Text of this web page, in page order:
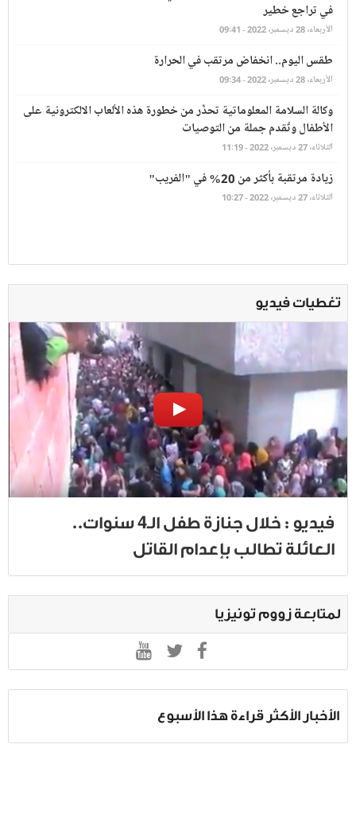
في تراجع خطير
الأربعاء، 28 ديسمبر، 2022 - 09:41
طقس اليوم.. انخفاض مرتقب في الحرارة
الأربعاء، 28 ديسمبر، 2022 - 09:34
وكالة السلامة المعلوماتية تحذّر من خطورة هذه الألعاب الالكترونية على
الأطفال وتُقدم جملة من التوصيات
الثلاثاء، 27 ديسمبر، 2022 - 11:19
زيادة مرتقبة بأكثر من 20% في "الفريب"
الثلاثاء، 27 ديسمبر، 2022 - 10:27
تغطيات فيديو
فيديو : خلال جنازة طفل الـ4 سنوات..
العائلة تطالب بإعدام القاتل
لمتابعة زووم تونيزيا
الأخبار الأكثر قراءة هذا الأسبوع